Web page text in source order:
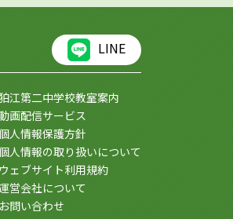
LINE
狛江第二中学校教室案内
動画配信サービス
人情報保護方針
人情報の取り扱いについて
ウェブサイト利用規約
営会社について
お問い合わせ